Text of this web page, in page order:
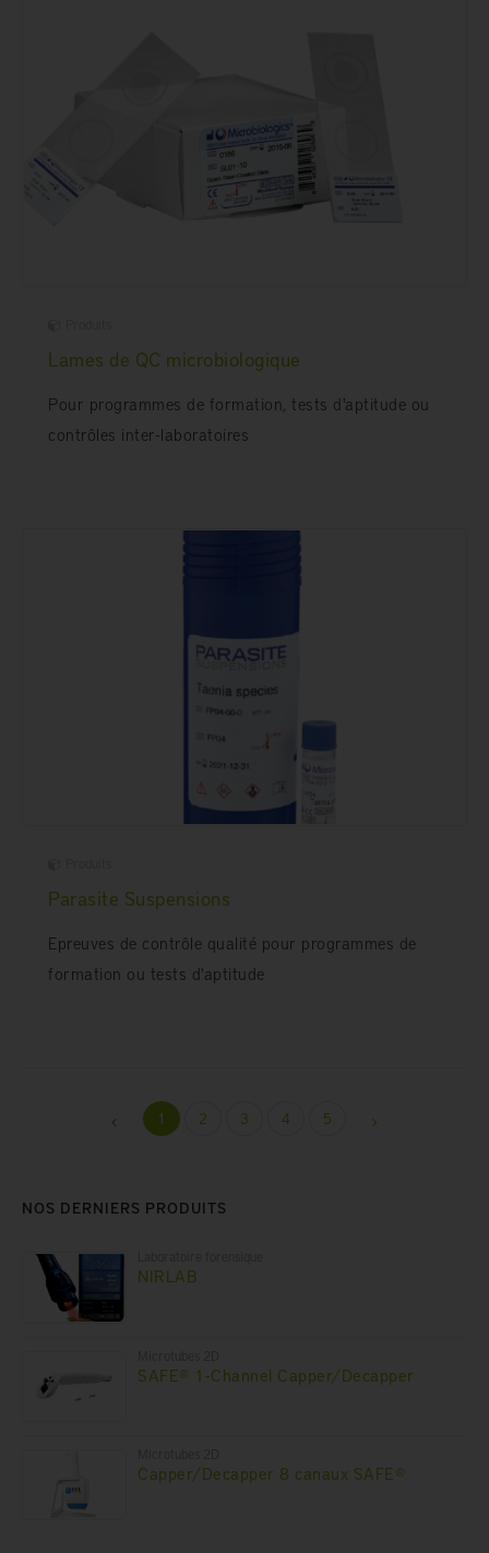
Lames de QC microbiologique
Pour programmes de formation, tests d'aptitude ou
contrôles inter-laboratoires
Parasite Suspensions
Epreuves de contrôle qualité pour programmes de
formation ou tests d'aptitude
1 2 3 4 5
NOS DERNIERS PRODUITS
NIRLAB
SAFE® 1-Channel Capper/Decapper
Capper/Decapper 8 canaux SAFE®